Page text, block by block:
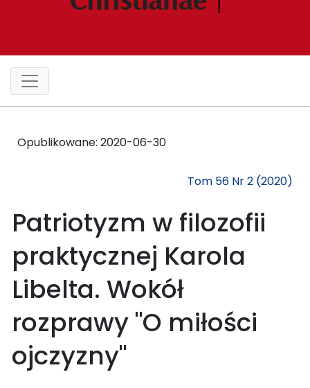
Opublikowane: 2020-06-30
Tom 56 Nr 2 (2020)
Patriotyzm w filozofii
praktycznej Karola
Libelta. Wokół
rozprawy "O miłości
ojczyzny"